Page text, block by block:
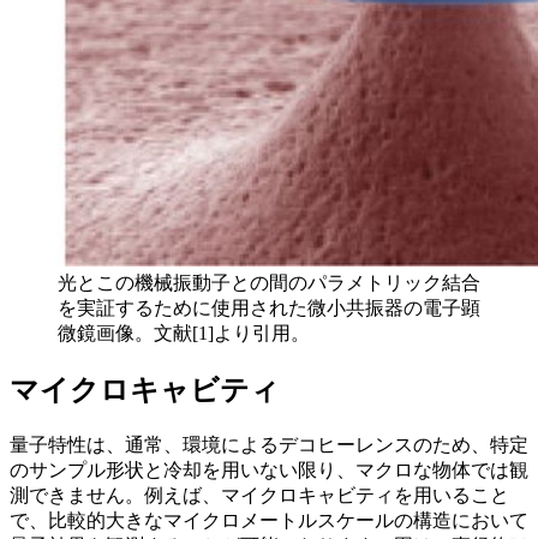
光とこの機械振動子との間のパラメトリック結合
を実証するために使用された微小共振器の電子顕
微鏡画像。文献[1]より引用。
マイクロキャビティ
量子特性は、通常、環境によるデコヒーレンスのため、特定
のサンプル形状と冷却を用いない限り、マクロな物体では観
測できません。例えば、マイクロキャビティを用いること
で、比較的大きなマイクロメートルスケールの構造において